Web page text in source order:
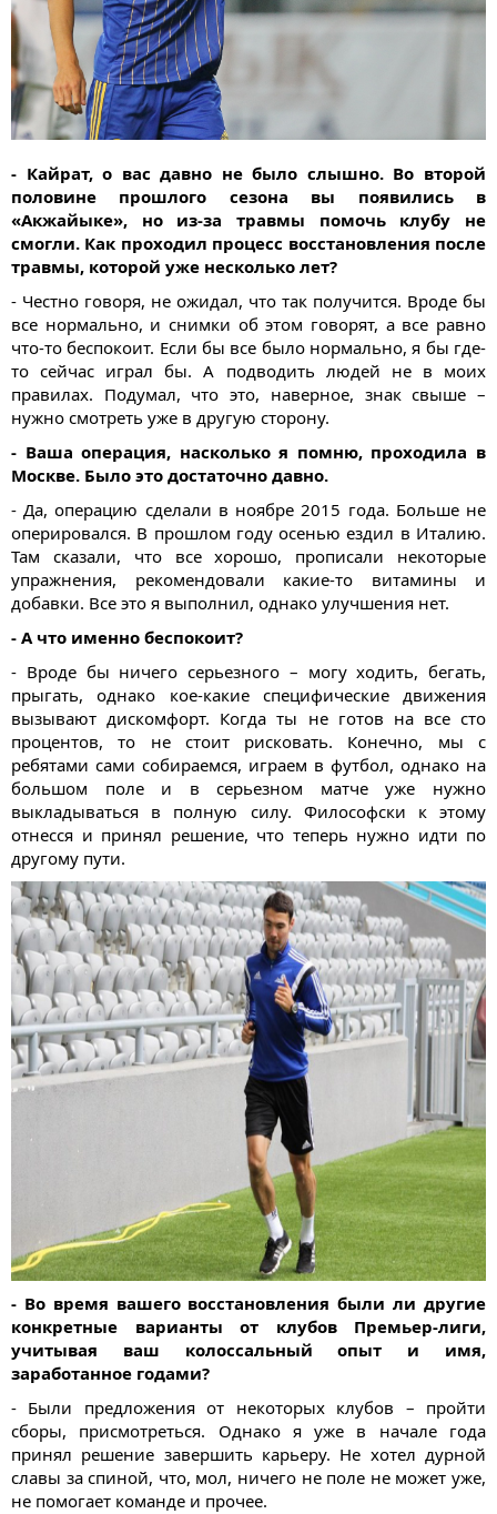
- Кайрат, о вас давно не было слышно. Во второй
половине прошлого сезона вы появились в
«Акжайыке», но из-за травмы помочь клубу не
смогли. Как проходил процесс восстановления после
травмы, которой уже несколько лет?
- Честно говоря, не ожидал, что так получится. Вроде бы
все нормально, и снимки об этом говорят, а все равно
что-то беспокоит. Если бы все было нормально, я бы где-
то сейчас играл бы. А подводить людей не в моих
правилах. Подумал, что это, наверное, знак свыше –
нужно смотреть уже в другую сторону.
- Ваша операция, насколько я помню, проходила в
Москве. Было это достаточно давно.
- Да, операцию сделали в ноябре 2015 года. Больше не
оперировался. В прошлом году осенью ездил в Италию.
Там сказали, что все хорошо, прописали некоторые
упражнения, рекомендовали какие-то витамины и
добавки. Все это я выполнил, однако улучшения нет.
- А что именно беспокоит?
- Вроде бы ничего серьезного – могу ходить, бегать,
прыгать, однако кое-какие специфические движения
вызывают дискомфорт. Когда ты не готов на все сто
процентов, то не стоит рисковать. Конечно, мы с
ребятами сами собираемся, играем в футбол, однако на
большом поле и в серьезном матче уже нужно
выкладываться в полную силу. Философски к этому
отнесся и принял решение, что теперь нужно идти по
другому пути.
- Во время вашего восстановления были ли другие
конкретные варианты от клубов Премьер-лиги,
учитывая ваш колоссальный опыт и имя,
заработанное годами?
- Были предложения от некоторых клубов – пройти
сборы, присмотреться. Однако я уже в начале года
принял решение завершить карьеру. Не хотел дурной
славы за спиной, что, мол, ничего не поле не может уже,
не помогает команде и прочее.